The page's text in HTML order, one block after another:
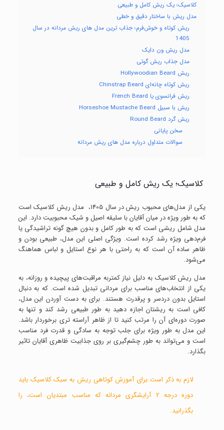
کلاسیک؛ یک ریش کامل و طبیعی
مدل ریش با ساختار دقیق و خطی
ریش کوتاه و خوش‌فرم؛ جذاب ترین مدل های ریش مردانه در سال
1405
مدل ریش ون دایک
مدل جذاب ریش گوتی
ریش Hollywoodian Beard
ریش کوتاه چانه‌ای Chinstrap Beard
ریش فرانسوی یا French Beard
ریش با سبیل Horseshoe Mustache Beard
ریش گرد Round Beard
سخن پایانی
سوالات متداول درباره مدل های ریش مردانه
کلاسیک؛ یک ریش کامل و طبیعی
یکی از مدل‌های محبوب ریش در سال 1405، مدل ریش کلاسیک است
که به طور ویژه در میان آقایان با سلیقه اصیل و شیک محبوبیت دارد. این
مدل شامل ریشی است که به طور کامل و بدون هیچ گونه تراشیدگی یا
فرم‌دهی ویژه رشد کرده است. ویژگی اصلی این مدل، طبیعی بودن و
ظاهر ساده آن است که به راحتی با هر نوع استایل و لباس هماهنگ
می‌شود.
مدل ریش کلاسیک به دلیل نیاز کمتربه مراقبت‌های پیچیده و روزانه، به
یکی از انتخاب‌های مناسب برای مردانی تبدیل شده است. که به دنبال
استایل بدون دردسر و پرقدرت هستند. برای به دست آوردن این مدل،
کافی است به ریشتان اجازه دهید به طور طبیعی رشد کند و تنها به
صورت دوره‌ای آن را مرتب کنید تا از ظاهر آراسته ‌تری برخوردار باشد.
این مدل به طور ویژه برای جلب توجه به سادگی و قدرت فرد مناسب
است و می‌تواند به طور چشم‌گیری بر روی جذابیت ظاهری آقایان تاثیر
بگذارد.
لازم به ذکر است برای آموزش کوتاهی ریش به سبک کلاسیک باید
دورهدرجه 2 آرایشگری مردانه
که مناسب مبتدیان است، را
بگذرانید.